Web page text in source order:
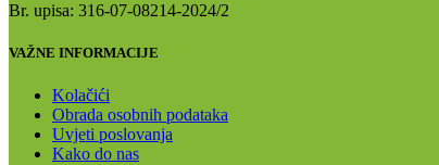
Br. upisa: 316-07-08214-2024/2
VAŽNE INFORMACIJE
Kolačići
Obrada osobnih podataka
Uvjeti poslovanja
Kako do nas